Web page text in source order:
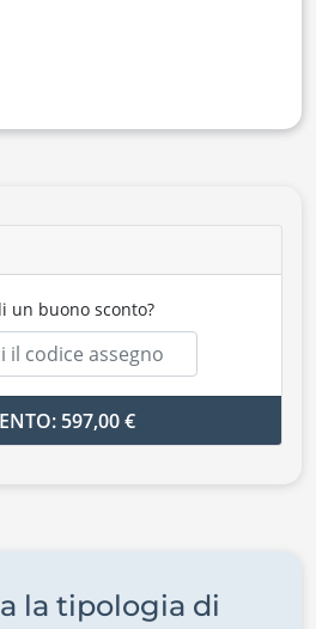
un buono sconto?
597,00 €
la tipologia di